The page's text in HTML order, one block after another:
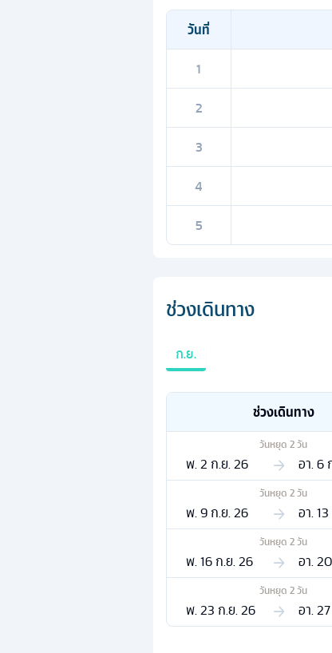
วันที่
1
2
3
4
5
ช่วงเดินทาง
ก.ย.
ช่วงเดินทาง
วันหยุด 2วัน
พ. 2 ก.ย. 26 อา. 6
วันหยุด 2วัน
พ. 9 ก.ย. 26 อา.
วันหยุด 2วัน
พ. 16 ก.ย. 26 อา.
วันหยุด 2วัน
พ. 23 ก.ย. 26 อา.